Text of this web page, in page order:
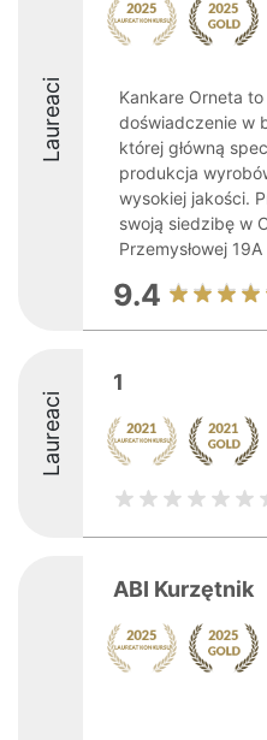
Laureaci
Kankare Orneta
doświadczenie w
której główną
produkcja
wysokiej jakości.
swoją siedzibę w
Przemysłowej
9.4
Laureaci
1
ABI Kurzętnik